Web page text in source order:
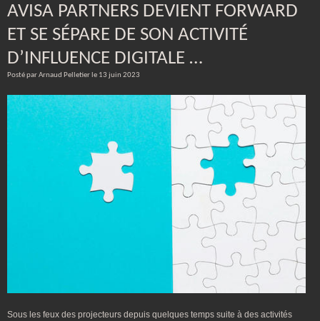
AVISA PARTNERS DEVIENT FORWARD
ET SE SÉPARE DE SON ACTIVITÉ
D’INFLUENCE DIGITALE …
Posté par Arnaud Pelletier le 13 juin 2023
Sous les feux des projecteurs depuis quelques temps suite à des activités